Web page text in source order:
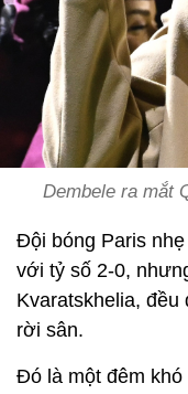
Dembele ra mắt
Đội bóng Paris
với tỷ số 2-0,
Kvaratskhelia,
rời sân.
Đó là một đêm